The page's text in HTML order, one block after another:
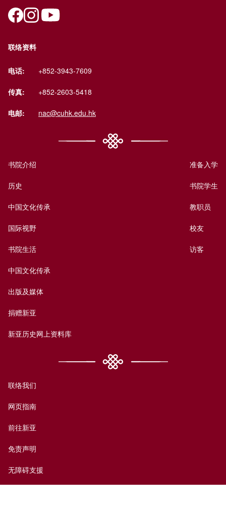
联络资料
电话: +852-3943-7609
传真: +852-2603-5418
电邮: nac@cuhk.edu.hk
书院介绍
历史
中国文化传承
国际视野
书院生活
中国文化传承
出版及媒体
捐赠新亚
新亚历史网上资料库
准备入学
书院学生
教职员
校友
访客
联络我们
网页指南
前往新亚
免责声明
无障碍支援